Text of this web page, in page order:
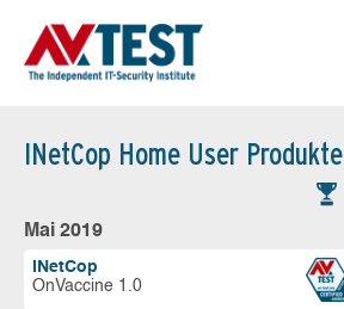
INetCop Home User Produkte
Mai 2019
INetCop
OnVaccine 1.0